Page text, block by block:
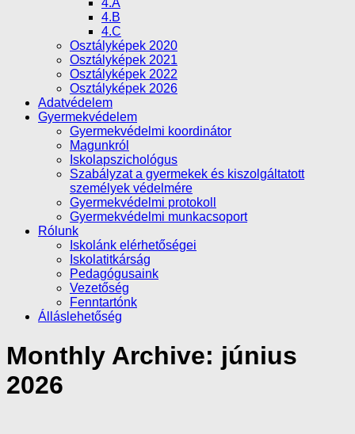
4.A
4.B
4.C
Osztályképek 2020
Osztályképek 2021
Osztályképek 2022
Osztályképek 2026
Adatvédelem
Gyermekvédelem
Gyermekvédelmi koordinátor
Magunkról
Iskolapszichológus
Szabályzat a gyermekek és kiszolgáltatott
személyek védelmére
Gyermekvédelmi protokoll
Gyermekvédelmi munkacsoport
Rólunk
Iskolánk elérhetőségei
Iskolatitkárság
Pedagógusaink
Vezetőség
Fenntartónk
Álláslehetőség
Monthly Archive: június
2026